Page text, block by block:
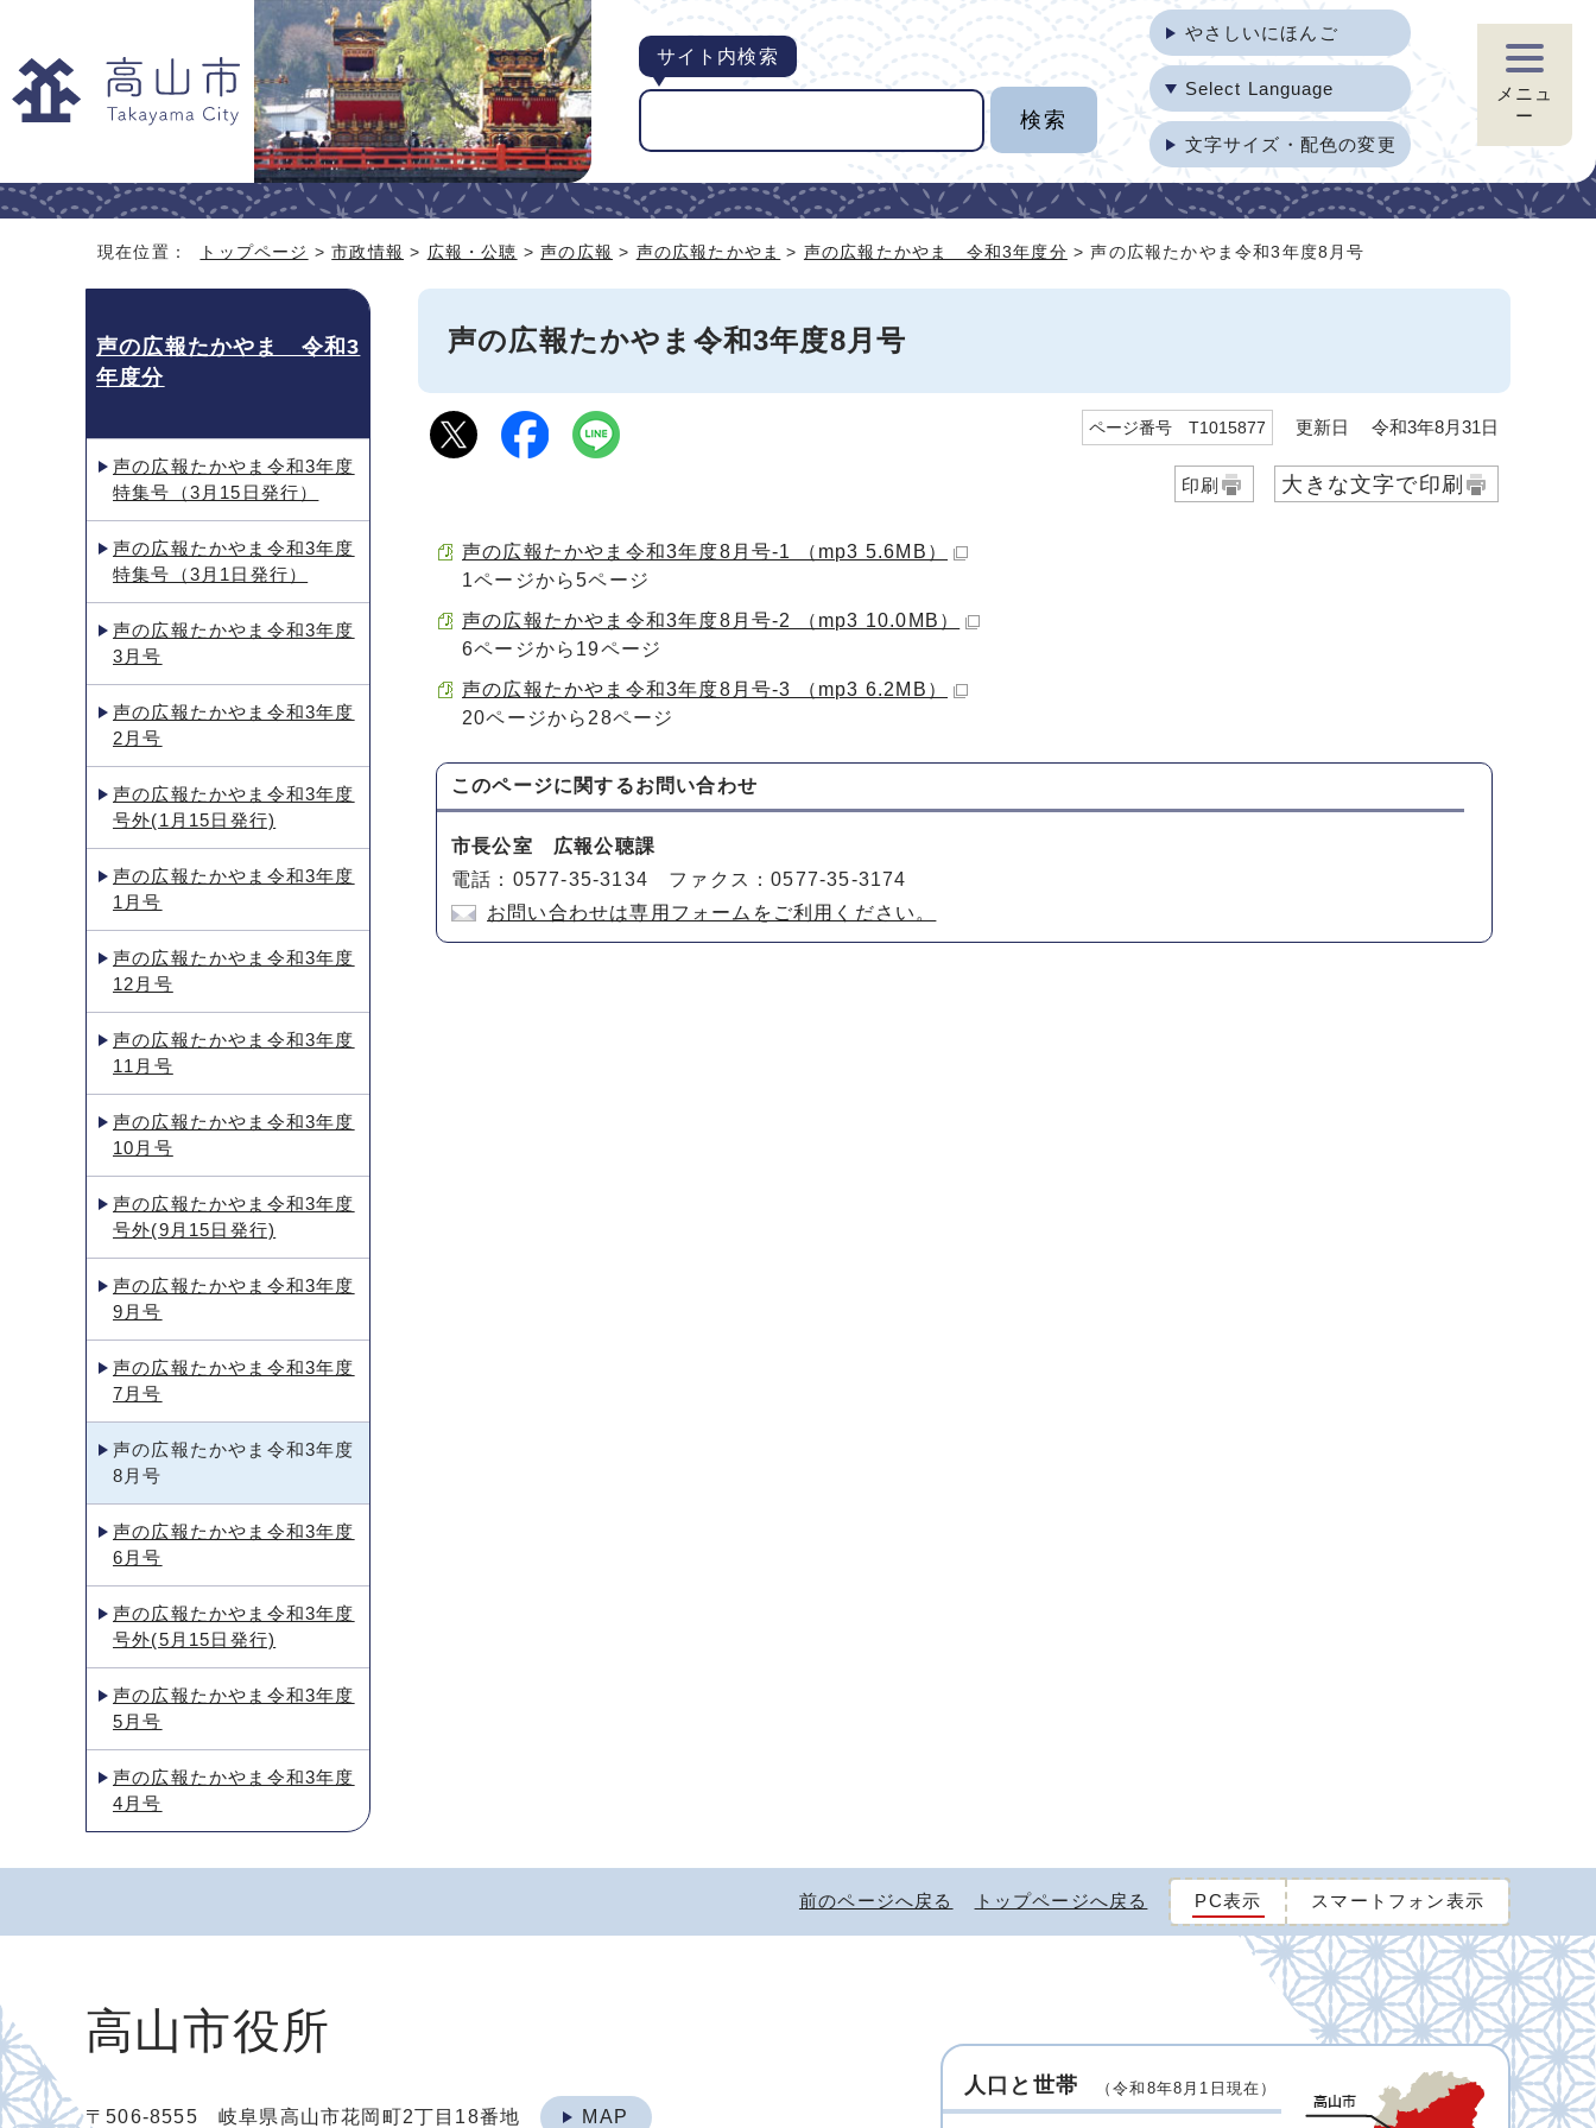
サイト内検索
やさしいにほんご
Select Language
文字サイズ・配色の変更
メニュ
ー
現在位置： トップページ >市政情報 > 広報・公聴 >声の広報 > 声の広報たかやま > 声の広報たかやま 令和3年度分 > 声の広報たかやま令和3年度8月号
声の広報たかやま令和3年度8月号
ページ番号 T1015877 更新日 令和3年8月31日
印刷 大きな文字で印刷
声の広報たかやま令和3年度8月号-1 （mp3 5.6MB）
1ページから5ページ
声の広報たかやま令和3年度8月号-2 （mp3 10.0MB）
6ページから19ページ
声の広報たかやま令和3年度8月号-3 （mp3 6.2MB）
20ページから28ページ
このページに関するお問い合わせ
市長公室 広報公聴課
電話：0577-35-3134 ファクス：0577-35-3174
お問い合わせは専用フォームをご利用ください。
声の広報たかやま 令和3
年度分
声の広報たかやま令和3年度
特集号（3月15日発行）
声の広報たかやま令和3年度
特集号（3月1日発行）
声の広報たかやま令和3年度
3月号
声の広報たかやま令和3年度
2月号
声の広報たかやま令和3年度
号外(1月15日発行)
声の広報たかやま令和3年度
1月号
声の広報たかやま令和3年度
12月号
声の広報たかやま令和3年度
11月号
声の広報たかやま令和3年度
10月号
声の広報たかやま令和3年度
号外(9月15日発行)
声の広報たかやま令和3年度
9月号
声の広報たかやま令和3年度
7月号
声の広報たかやま令和3年度
8月号
声の広報たかやま令和3年度
6月号
声の広報たかやま令和3年度
号外(5月15日発行)
声の広報たかやま令和3年度
5月号
声の広報たかやま令和3年度
4月号
前のページへ戻る トップページへ戻る PC表示 スマートフォン表示
高山市役所
〒506-8555 岐阜県高山市花岡町2丁目18番地 MAP
人口と世帯 （令和8年8月1日現在）